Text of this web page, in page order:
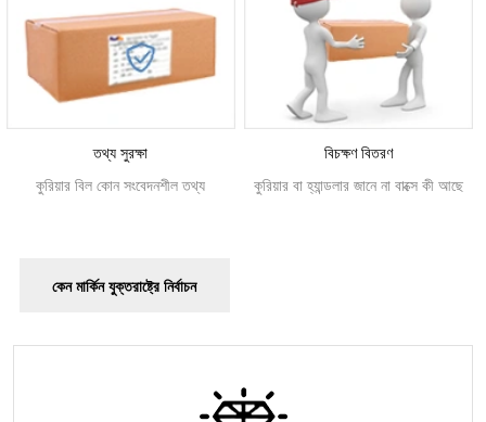
তথ্য সুরক্ষা
কুরিয়ার বিল কোন সংবেদনশীল তথ্য
বিচক্ষণ বিতরণ
কুরিয়ার বা হ্যান্ডলার জানে না বাক্সে কী আছে
কেন মার্কিন যুক্তরাষ্ট্রে নির্বাচন